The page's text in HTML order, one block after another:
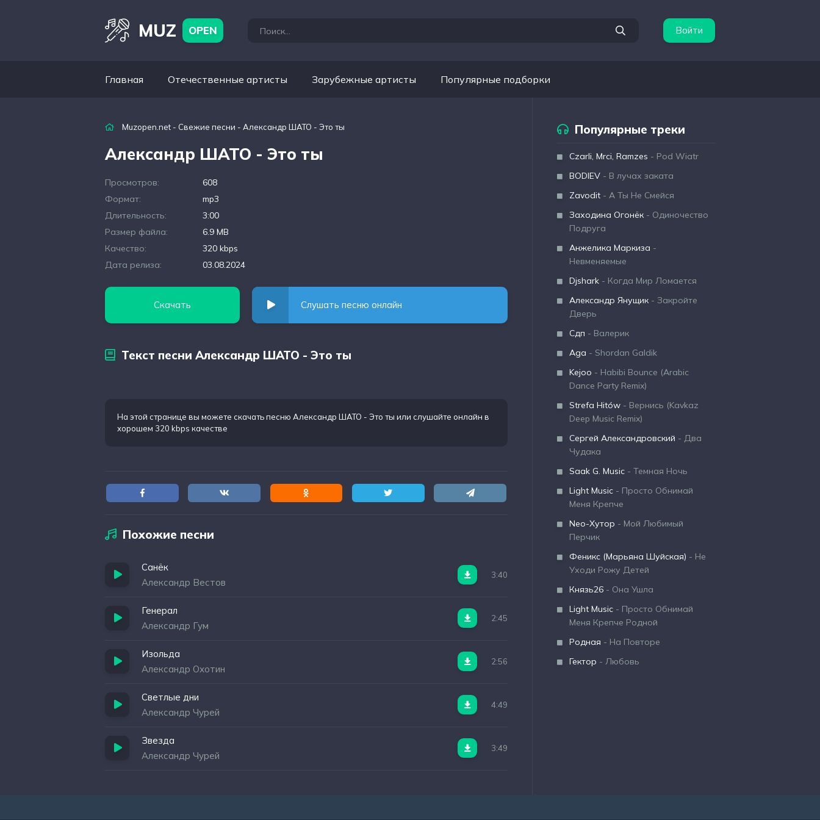
MUZ OPEN Войти
Главная Отечественные артисты Зарубежные артисты Популярные подборки
Muzopen.net - Свежие песни - Александр ШАТО - Это ты
Александр ШАТО - Это ты
Просмотров:
608
Формат:
mp3
Длительность:
3:00
Размер файла:
6.9 MB
Качество:
320 kbps
Дата релиза:
03.08.2024
Скачать Слушать песню онлайн
Текст песни Александр ШАТО - Это ты
На этой странице вы можете скачать песню Александр ШАТО - Это ты или слушайте онлайн в
хорошем 320 kbps качестве
Похожие песни
Санёк
Александр Вестов
3:40
Генерал
Александр Гум
2:45
Изольда
Александр Охотин
2:56
Светлые дни
Александр Чурей
4:49
Звезда
Александр Чурей
3:49
Популярные треки
Czarli, Mrci, Ramzes - Pod Wiatr
BODIEV - В лучах заката
Zavodit - А Ты Не Смейся
Заходина Огонёк - Одиночество
Подруга
Анжелика Маркиза -
Невменяемые
Djshark - Когда Мир Ломается
Александр Янущик - Закройте
Дверь
Сдп - Валерик
Aga - Shordan Galdik
Kejoo - Habibi Bounce (Arabic
Dance Party Remix)
Strefa Hitów - Вернись (Kavkaz
Deep Music Remix)
Сергей Александровский - Два
Чудака
Saak G. Music - Темная Ночь
Light Music - Просто Обнимай
Меня Крепче
Neo-Хутор - Мой Любимый
Перчик
Феникс (Марьяна Шуйская) - Не
Уходи Рожу Детей
Князь26 - Она Ушла
Light Music - Просто Обнимай
Меня Крепче Родной
Родная - На Повторе
Гектор - Любовь